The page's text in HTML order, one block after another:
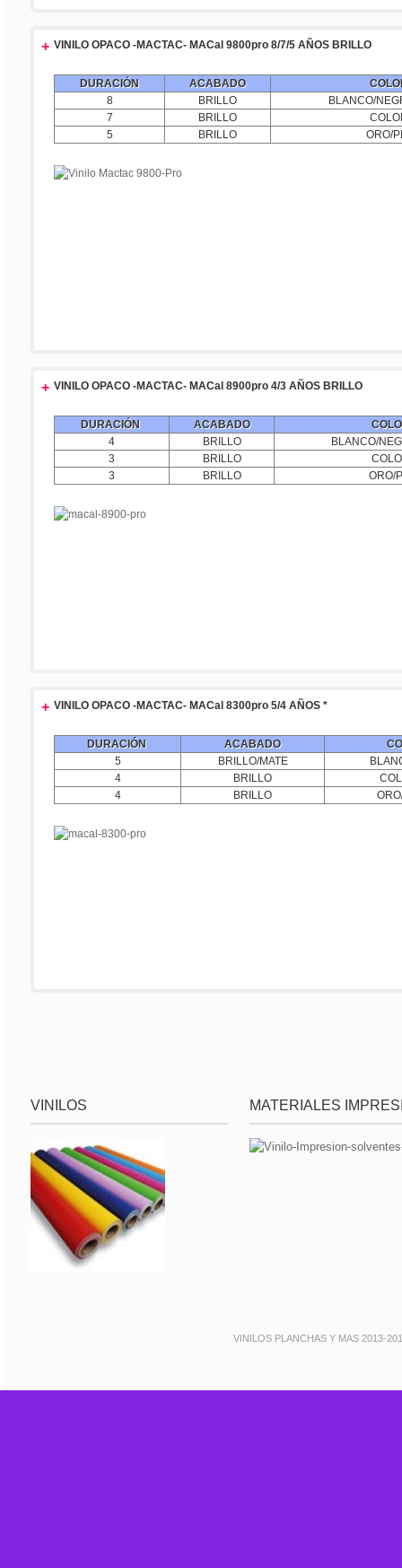
+ VINILO OPACO -MACTAC- MACal 9800pro 8/7/5 AÑOS BRILLO
DURACIÓN ACABADO
8
BRILLO
BLANCO/
7
BRILLO
5
BRILLO ORO/
+ VINILO OPACO -MACTAC- MACal 8900pro 4/3 AÑOS BRILLO
DURACIÓN ACABADO
4
BRILLO
BLANCO/
3
BRILLO
3
BRILLO ORO/
+ VINILO OPACO -MACTAC- MACal 8300pro 5/4 AÑOS *
DURACIÓN ACABADO
5
BRILLO/MATE
4
BRILLO
4
BRILLO
VINILOS MATERIALES
VINILOS PLANCHAS Y MAS 2013-